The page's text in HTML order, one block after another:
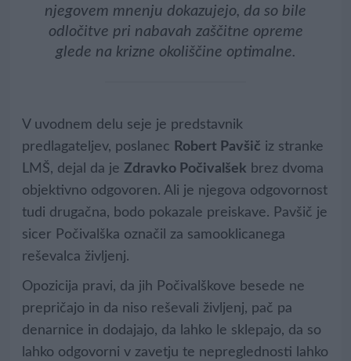
njegovem mnenju dokazujejo, da so bile
odločitve pri nabavah zaščitne opreme
glede na krizne okoliščine optimalne.
V uvodnem delu seje je predstavnik
predlagateljev, poslanec Robert Pavšič iz stranke
LMŠ, dejal da je Zdravko Počivalšek brez dvoma
objektivno odgovoren. Ali je njegova odgovornost
tudi drugačna, bodo pokazale preiskave. Pavšič je
sicer Počivalška označil za samooklicanega
reševalca življenj.
Opozicija pravi, da jih Počivalškove besede ne
prepričajo in da niso reševali življenj, pač pa
denarnice in dodajajo, da lahko le sklepajo, da so
lahko odgovorni v zavetju te nepreglednosti lahko